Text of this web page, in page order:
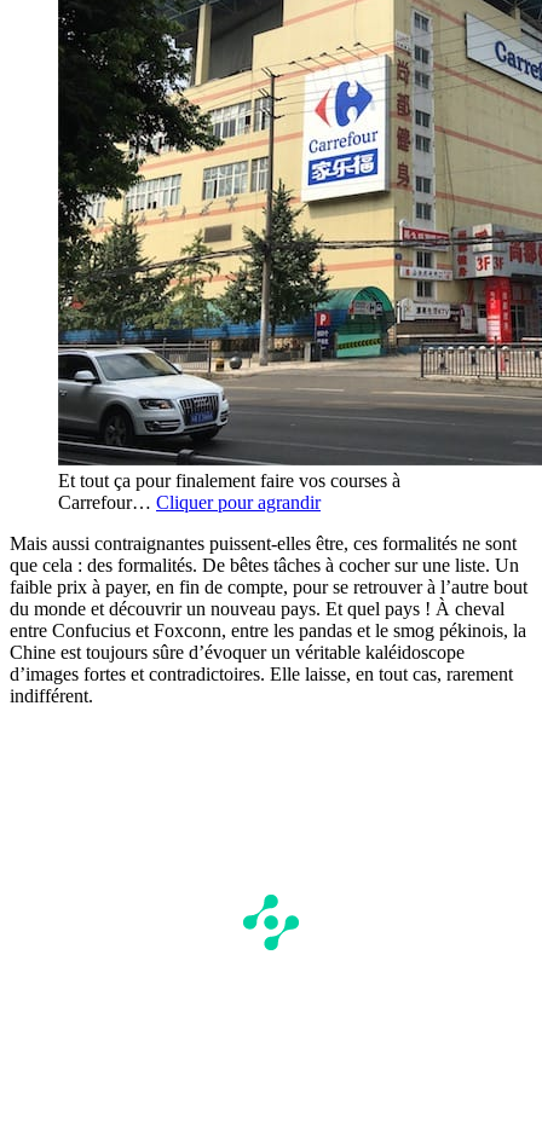
Et tout ça pour finalement faire vos courses à
Carrefour… Cliquer pour agrandir
Mais aussi contraignantes puissent-elles être, ces formalités ne sont
que cela : des formalités. De bêtes tâches à cocher sur une liste. Un
faible prix à payer, en fin de compte, pour se retrouver à l’autre bout
du monde et découvrir un nouveau pays. Et quel pays ! À cheval
entre Confucius et Foxconn, entre les pandas et le smog pékinois, la
Chine est toujours sûre d’évoquer un véritable kaléidoscope
d’images fortes et contradictoires. Elle laisse, en tout cas, rarement
indifférent.